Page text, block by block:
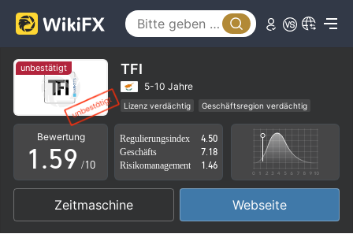
unbestätigt TFI
5-10 Jahre
Lizenz verdächtig
Geschäftsregion verdächtig
Hohes potenzielles Risiko
Bewertung
0
1
2
3
.
1
2
3
4
5
6
7
5
6
7
8
9 /10
Regulierungsindex
4.50
Geschäfts
7.18
Risikomanagement
1.46
Zeitmaschine Webseite